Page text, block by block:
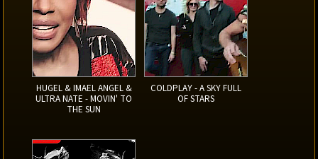
HUGEL & IMAEL ANGEL &
ULTRA NATE - MOVIN' TO
THE SUN
COLDPLAY - A SKY FULL
OF STARS